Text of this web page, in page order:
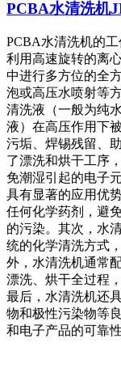
PCBA水清洗机
PCBA水清洗机的
利用高速旋转的离
中进行多方位的全
泡或高压水喷射等
清洗液（一般为纯
液）在高压作用下
污垢、焊锡残留、
了漂洗和烘干工序
免潮湿引起的电子
具有显著的应用优
任何化学药剂，避
的污染。其次，水
统的化学清洗方式
外，水清洗机通常
漂洗、烘干全过程
最后，水清洗机还
物和极性污染物等
和电子产品的可靠性